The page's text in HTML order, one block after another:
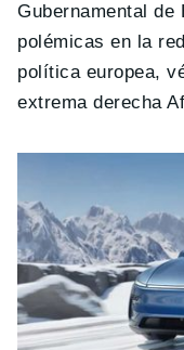
Gubernamental
polémicas en la
política europea,
extrema derecha